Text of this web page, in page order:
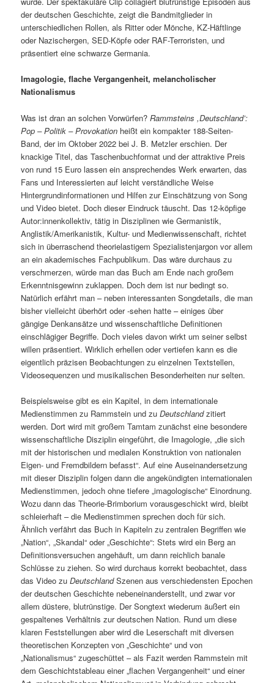
der deutschen Geschichte, zeigt die Bandmitglieder in
unterschiedlichen Rollen, als Ritter oder Mönche, KZ-Häftlinge
oder Nazischergen, SED-Köpfe oder RAF-Terroristen, und
präsentiert eine schwarze Germania.
Imagologie, flache Vergangenheit, melancholischer
Nationalismus
Was ist dran an solchen Vorwürfen?Rammsteins ,Deutschland’:
Pop – Politik – Provokation heißt ein kompakter 188-Seiten-
Band, der im Oktober 2022 bei J. B. Metzler erschien. Der
knackige Titel, das Taschenbuchformat und der attraktive Preis
von rund 15 Euro lassen ein ansprechendes Werk erwarten, das
Fans und Interessierten auf leicht verständliche Weise
Hintergrundinformationen und Hilfen zur Einschätzung von Song
und Video bietet. Doch dieser Eindruck täuscht. Das 12-köpfige
Autor:innenkollektiv, tätig in Disziplinen wie Germanistik,
Anglistik/Amerikanistik, Kultur- und Medienwissenschaft, richtet
sich in überraschend theorielastigem Spezialistenjargon vor allem
an ein akademisches Fachpublikum. Das wäre durchaus zu
verschmerzen, würde man das Buch am Ende nach großem
Erkenntnisgewinn zuklappen. Doch dem ist nur bedingt so.
Natürlich erfährt man – neben interessanten Songdetails, die man
bisher vielleicht überhört oder -sehen hatte – einiges über
gängige Denkansätze und wissenschaftliche Definitionen
einschlägiger Begriffe. Doch vieles davon wirkt um seiner selbst
willen präsentiert. Wirklich erhellen oder vertiefen kann es die
eigentlich präzisen Beobachtungen zu einzelnen Textstellen,
Videosequenzen und musikalischen Besonderheiten nur selten.
Beispielsweise gibt es ein Kapitel, in dem internationale
Medienstimmen zu Rammstein und zuDeutschlandzitiert
werden. Dort wird mit großem Tamtam zunächst eine besondere
wissenschaftliche Disziplin eingeführt, die Imagologie, „die sich
mit der historischen und medialen Konstruktion von nationalen
Eigen- und Fremdbildern befasst“. Auf eine Auseinandersetzung
mit dieser Disziplin folgen dann die angekündigten internationalen
Medienstimmen, jedoch ohne tiefere „imagologische“ Einordnung.
Wozu dann das Theorie-Brimborium vorausgeschickt wird, bleibt
schleierhaft – die Medienstimmen sprechen doch für sich.
Ähnlich verfährt das Buch in Kapiteln zu zentralen Begriffen wie
„Nation“, „Skandal“ oder „Geschichte“: Stets wird ein Berg an
Definitionsversuchen angehäuft, um dann reichlich banale
Schlüsse zu ziehen. So wird durchaus korrekt beobachtet, dass
das Video zuDeutschlandSzenen aus verschiedensten Epochen
der deutschen Geschichte nebeneinanderstellt, und zwar vor
allem düstere, blutrünstige. Der Songtext wiederum äußert ein
gespaltenes Verhältnis zur deutschen Nation. Rund um diese
klaren Feststellungen aber wird die Leserschaft mit diversen
theoretischen Konzepten von „Geschichte“ und von
„Nationalismus“ zugeschüttet – als Fazit werden Rammstein mit
dem Geschichtstableau einer „flachen Vergangenheit“ und einer